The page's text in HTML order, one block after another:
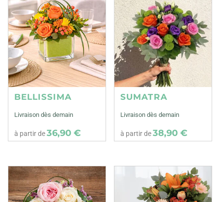
BELLISSIMA
Livraison dès demain
à partir de36,90 €
SUMATRA
Livraison dès demain
à partir de38,90 €